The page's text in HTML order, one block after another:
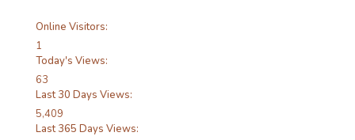
Online Visitors:
1
Today's Views:
63
Last 30 Days Views:
5,409
Last 365 Days Views: